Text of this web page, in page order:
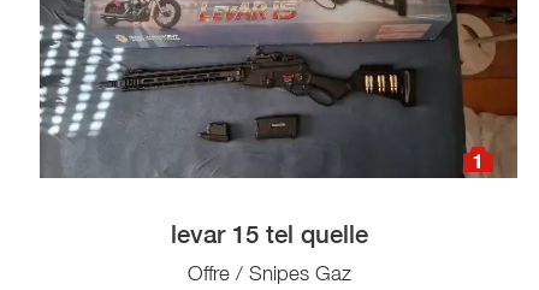
1
levar 15 tel quelle
Offre / Snipes Gaz